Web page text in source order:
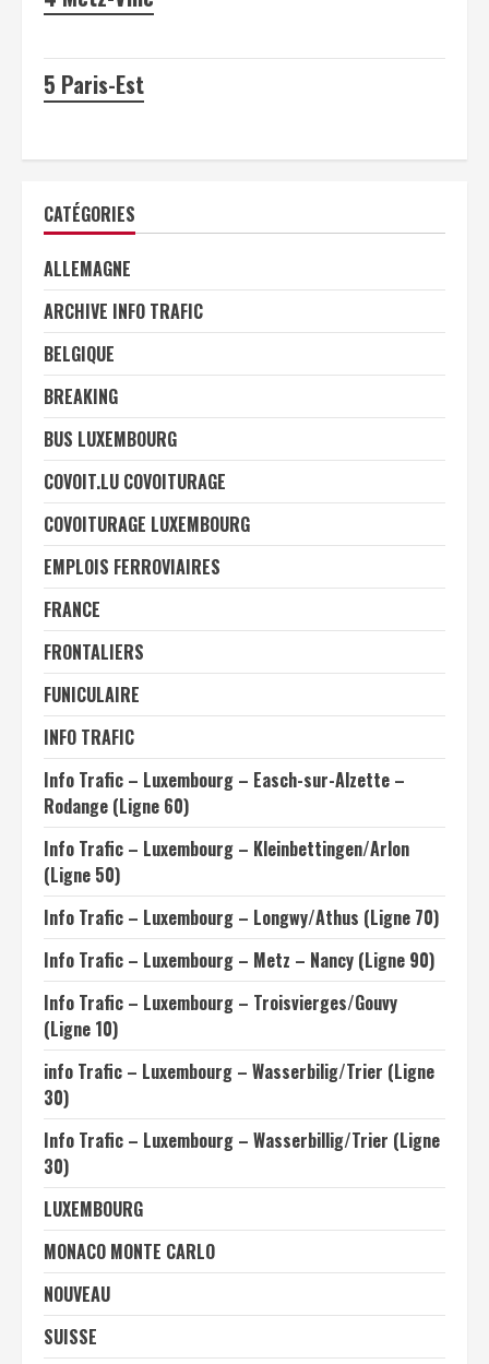
5 Paris-Est
CATÉGORIES
ALLEMAGNE
ARCHIVE INFO TRAFIC
BELGIQUE
BREAKING
BUS LUXEMBOURG
COVOIT.LU COVOITURAGE
COVOITURAGE LUXEMBOURG
EMPLOIS FERROVIAIRES
FRANCE
FRONTALIERS
FUNICULAIRE
INFO TRAFIC
Info Trafic – Luxembourg – Easch-sur-Alzette –
Rodange (Ligne 60)
Info Trafic – Luxembourg – Kleinbettingen/Arlon
(Ligne 50)
Info Trafic – Luxembourg – Longwy/Athus (Ligne 70)
Info Trafic – Luxembourg – Metz – Nancy (Ligne 90)
Info Trafic – Luxembourg – Troisvierges/Gouvy
(Ligne 10)
info Trafic – Luxembourg – Wasserbilig/Trier (Ligne
30)
Info Trafic – Luxembourg – Wasserbillig/Trier (Ligne
30)
LUXEMBOURG
MONACO MONTE CARLO
NOUVEAU
SUISSE